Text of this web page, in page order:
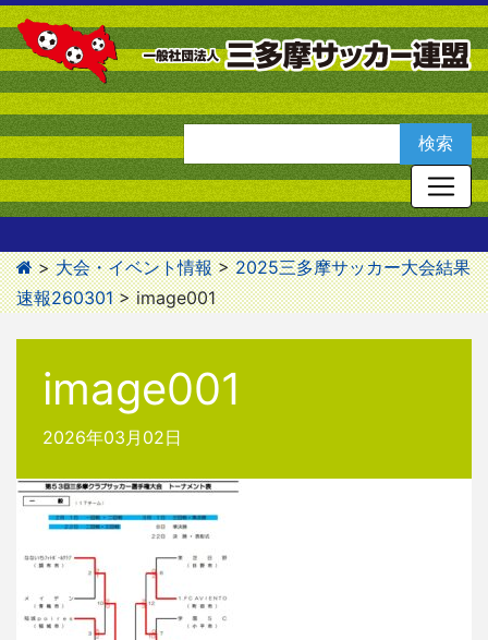
>大会・イベント情報>2025三多摩サッカー大会結果
速報260301>image001
image001
2026年03月02日